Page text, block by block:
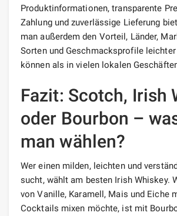
Produktinformationen, transparente
Zahlung und zuverlässige Lieferung
man außerdem den Vorteil, Länder,
Sorten und Geschmacksprofile
können als in vielen lokalen
Fazit: Scotch, Irish
oder Bourbon –
man wählen?
Wer einen milden, leichten und
sucht, wählt am besten Irish Whiskey.
von Vanille, Karamell, Mais und Eiche
Cocktails mixen möchte, ist mit